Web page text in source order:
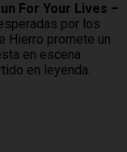
For Your Lives –
por los
Hierro promete un
en escena
en leyenda.